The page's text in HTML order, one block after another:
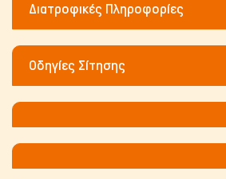
Διατροφικές Πληροφορίες
Οδηγίες Σίτησης